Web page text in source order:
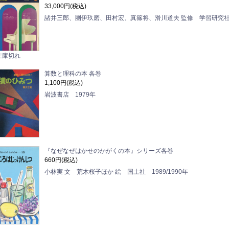
庫切れ
33,000円(税込)
諸井三郎、團伊玖磨、田村宏、真篠将、滑川道夫 監修 学習研
算数と理科の本 各巻
1,100円(税込)
岩波書店 1979年
『なぜなぜはかせのかがくの本』シリーズ各巻
660円(税込)
小林実 文 荒木桜子ほか 絵 国土社 1989/1990年